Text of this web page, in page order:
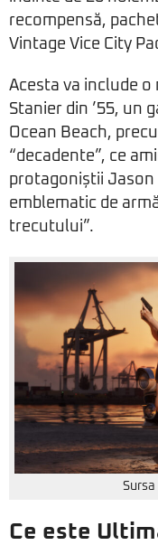
recompensă,
Vintage Vice City
Acesta va include o
Stanier din ’55, un
Ocean Beach,
“decadente”, ce
protagoniștii Jason
emblematic de
trecutului”.
Ce este